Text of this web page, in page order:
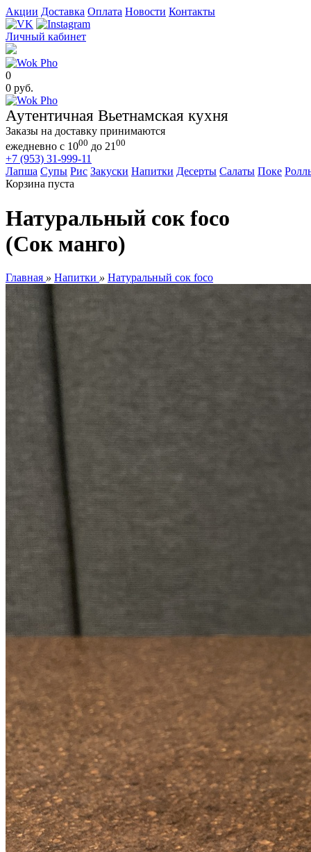
Акции Доставка Оплата Новости Контакты
Личный кабинет
0
0 руб.
Аутентичная Вьетнамская кухня
Заказы на доставку принимаются
ежедневно с 1000 до 21 00
+7 (953) 31-999-11
Лапша Супы Рис Закуски Напитки Десерты Салаты Поке
Корзина пуста
Натуральный сок foco
(Сок манго)
Главная » Напитки » Натуральный сок foco